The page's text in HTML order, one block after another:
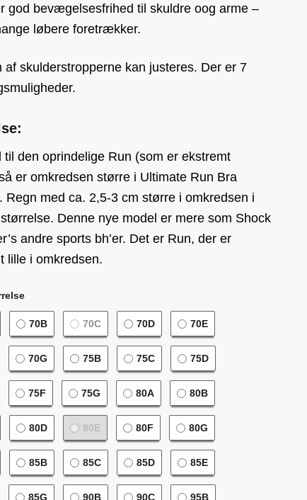
god bevægelsesfrihed til skuldre oog arme –
løbere foretrækker.
skulderstropperne kan justeres. Der er 7
til den oprindelige Run (som er ekstremt
er omkredsen større i Ultimate Run Bra
Regn med ca. 2,5-3 cm større i omkredsen i
Denne nye model er mere som Shock
andre sports bh’er. Det er Run, der er
lille i omkredsen.
70B 70C 70D 70E
70G 75B 75C 75D
75F 75G 80A 80B
80D 80E 80F 80G
85B 85C 85D 85E
85G 90B 90C 95B